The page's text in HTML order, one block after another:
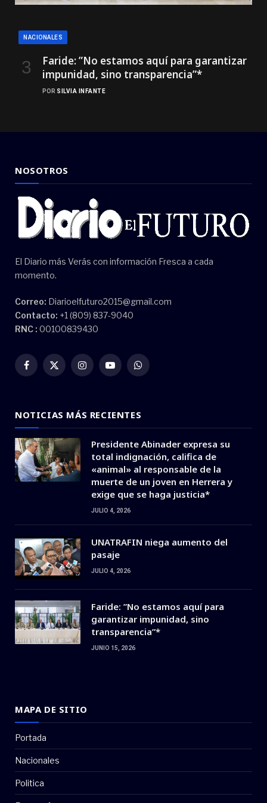
NACIONALES
Faride: ”No estamos aquí para garantizar
impunidad, sino transparencia”*
POR SILVIA INFANTE
NOSOTROS
El Diario más Verás con información Fresca a cada
momento.
Correo: Diarioelfuturo2015@gmail.com
Contacto: +1 (809) 837-9040
RNC : 00100839430
Facebook
X
InstagramYouTubeWhatsApp
NOTICIAS MÁS RECIENTES
Presidente Abinader expresa su
total indignación, califica de
«animal» al responsable de la
muerte de un joven en Herrera y
exige que se haga justicia*
JULIO 4, 2026
UNATRAFIN niega aumento del
pasaje
JULIO 4, 2026
Faride: ”No estamos aquí para
garantizar impunidad, sino
transparencia”*
JUNIO 15, 2026
MAPA DE SITIO
Portada
Nacionales
Politica